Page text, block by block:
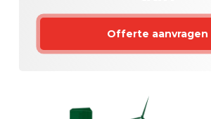
Offerte aanvragen